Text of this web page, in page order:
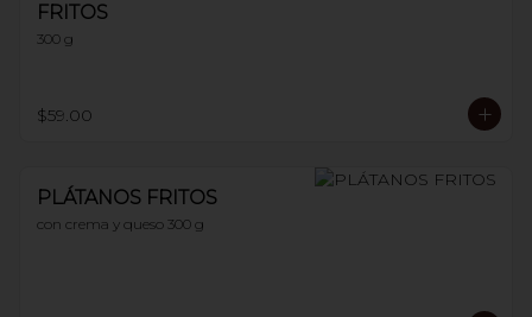
FRITOS
300 g
$59.00
PLÁTANOS FRITOS
con crema y queso 300 g